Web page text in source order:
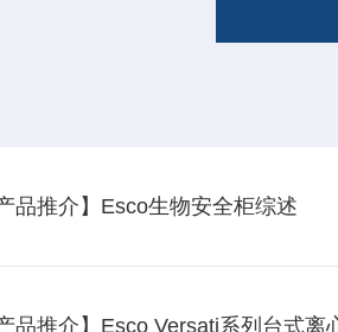
产品推介】Esco生物安全柜综述
产品推介】Esco Versati系列台式离